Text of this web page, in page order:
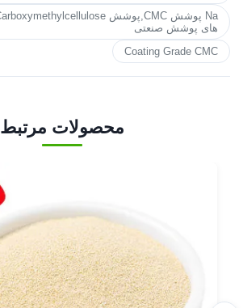
های پوشش صنعتی
Coating Grade CMC
محصولات مرتبط